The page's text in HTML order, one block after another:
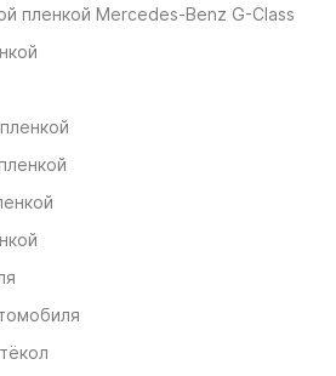
пленкой Mercedes-Benz G-Class